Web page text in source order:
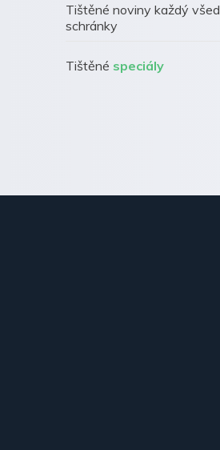
Tištěné noviny každý
schránky
Tištěné speciály